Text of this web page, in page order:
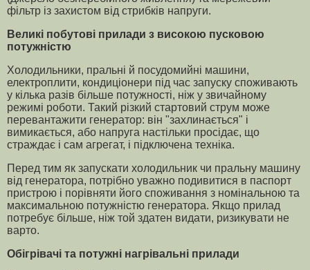
фільтр із захистом від стрибків напруги.
Великі побутові прилади з високою пусковою
потужністю
Холодильники, пральні й посудомийні машини,
електроплити, кондиціонери під час запуску споживають
у кілька разів більше потужності, ніж у звичайному
режимі роботи. Такий різкий стартовий струм може
перевантажити генератор: він "захлинається" і
вимикається, або напруга настільки просідає, що
страждає і сам агрегат, і підключена техніка.
Перед тим як запускати холодильник чи пральну машину
від генератора, потрібно уважно подивитися в паспорт
пристрою і порівняти його споживання з номінальною та
максимальною потужністю генератора. Якщо прилад
потребує більше, ніж той здатен видати, ризикувати не
варто.
Обігрівачі та потужні нагрівальні прилади